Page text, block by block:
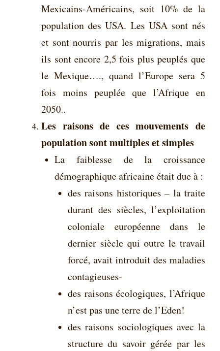
Mexicains-Américains, soit 10% de la
population des USA. Les USA sont nés
et sont nourris par les migrations, mais
ils sont encore 2,5 fois plus peuplés que
le Mexique…., quand l’Europe sera 5
fois moins peuplée que l’Afrique en
2050..
Les raisons de ces mouvements de
population sont multiples et simples
La faiblesse de la croissance
démographique africaine était due à :
des raisons historiques – la traite
durant des siècles, l’exploitation
coloniale européenne dans le
dernier siècle qui outre le travail
forcé, avait introduit des maladies
contagieuses-
des raisons écologiques, l’Afrique
n’est pas une terre de l’Eden!
des raisons sociologiques avec la
structure du savoir gérée par les